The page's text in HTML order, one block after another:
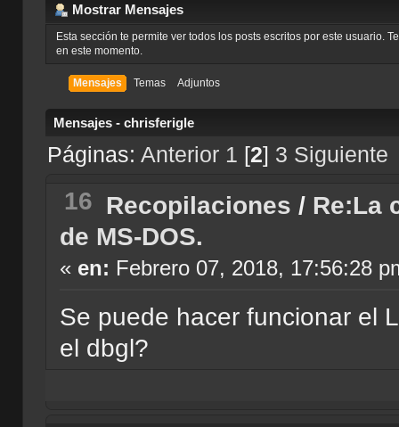
Mostrar Mensajes
Esta sección te permite ver todos los posts escritos por este usuario.
en este momento.
Mensajes Temas Adjuntos
Mensajes - chrisferigle
Páginas: Anterior 1 [2] 3 Siguiente
16 Recopilaciones / Re:La
de MS-DOS.
« en: Febrero 07, 2018, 17:56:28
Se puede hacer funcionar el
el dbgl?